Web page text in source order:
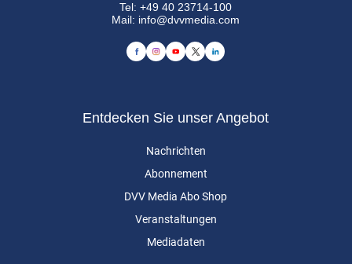
Tel:+49 40 23714-100
Mail: info@dvvmedia.com
Entdecken Sie unser Angebot
Nachrichten
Abonnement
DVV Media Abo Shop
Veranstaltungen
Mediadaten